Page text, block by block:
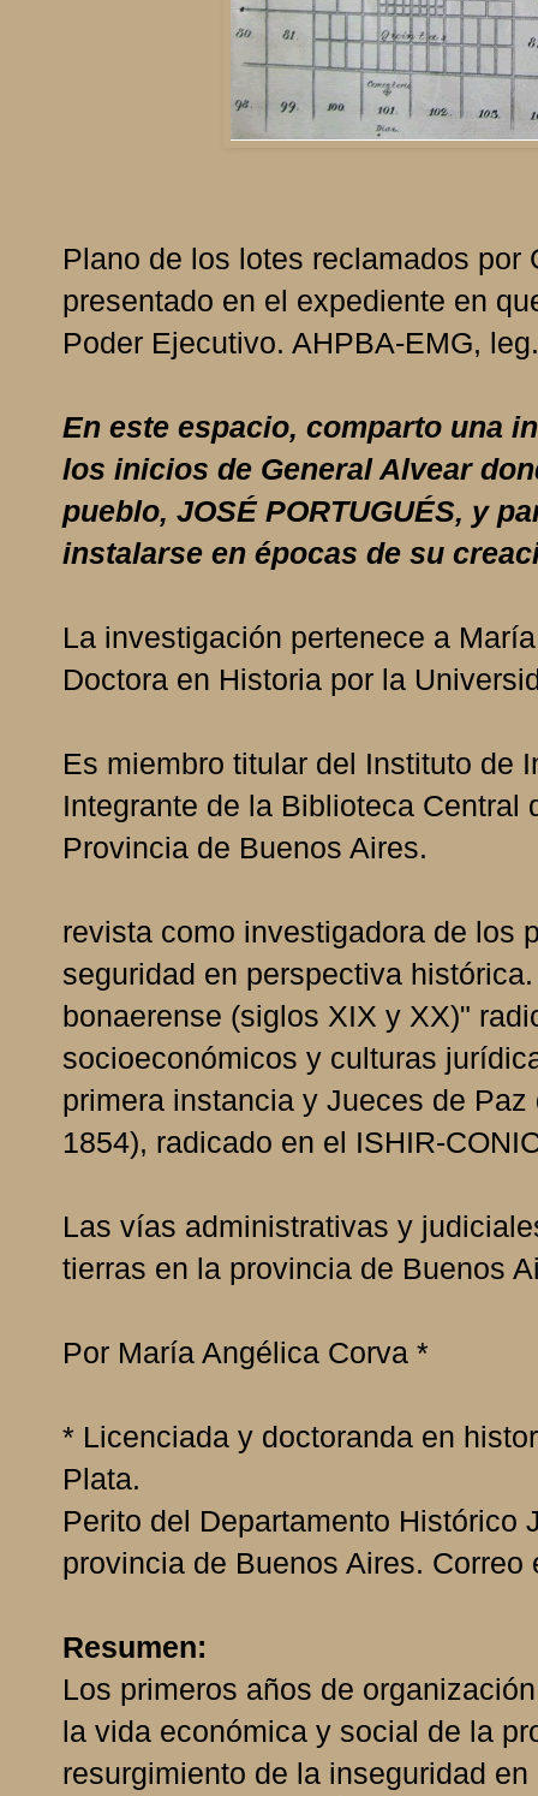
Plano de los lotes reclamados por
presentado en el expediente en
Poder Ejecutivo. AHPBA-EMG,
En este espacio, comparto una
los inicios de General Alvear
pueblo, JOSÉ PORTUGUÉS, y
instalarse en épocas de su
La investigación pertenece a
Doctora en Historia por la
Es miembro titular del Instituto de
Integrante de la Biblioteca
Provincia de Buenos Aires.
revista como investigadora de los
seguridad en perspectiva
bonaerense (siglos XIX y XX)"
socioeconómicos y culturas
primera instancia y Jueces de
1854), radicado en el ISHIR-
Las vías administrativas y
tierras en la provincia de Buenos
Por María Angélica Corva *
* Licenciada y doctoranda en
Plata.
Perito del Departamento Histórico
provincia de Buenos Aires.
Resumen:
Los primeros años de
la vida económica y social de la
resurgimiento de la inseguridad